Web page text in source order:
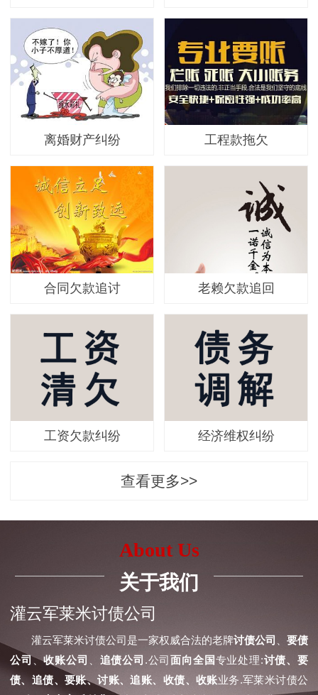
离婚财产纠纷 工程款拖欠
合同欠款追讨 老赖欠款追回
工资欠款纠纷 经济维权纠纷
查看更多>>
About Us
关于我们
灌云军莱米讨债公司
灌云军莱米讨债公司是一家权威合法的老牌讨债公司
要债
公司、收账公司 追债公司 .公司面向全国专业处理:讨债、要
债、追债、要账、讨账、追账、收债、收账业务.军莱米讨债公